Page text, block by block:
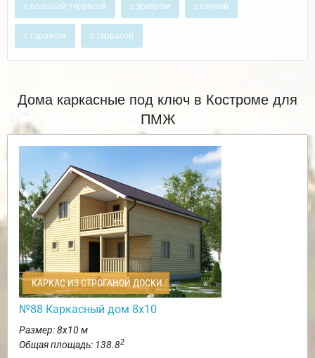
с большой террасой с эркером с сауной
с гаражом с террасой
Дома каркасные под ключ в Костроме для
ПМЖ
КАРКАС ИЗ СТРОГАНОЙ ДОСКИ
№88 Каркасный дом 8х10
Размер: 8х10 м
Общая площадь: 138.82